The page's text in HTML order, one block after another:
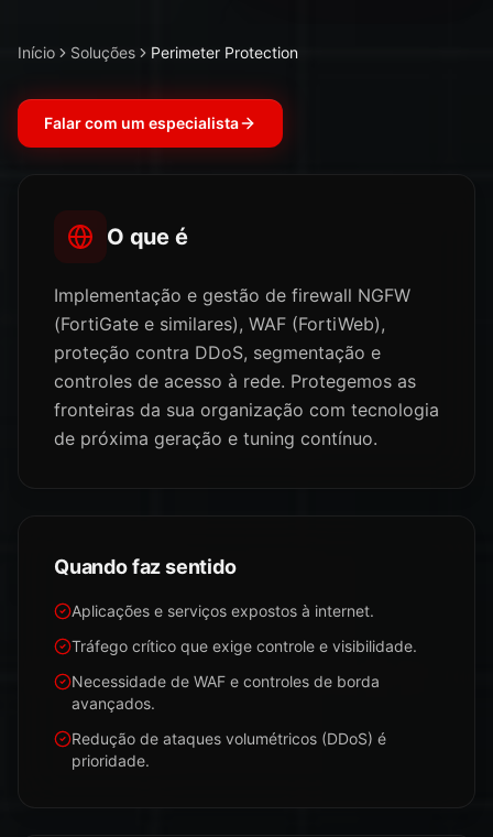
Início Soluções Perimeter Protection
Falar com um especialista
O que é
Implementação e gestão de firewall NGFW
(FortiGate e similares), WAF (FortiWeb),
proteção contra DDoS, segmentação e
controles de acesso à rede. Protegemos as
fronteiras da sua organização com tecnologia
de próxima geração e tuning contínuo.
Quando faz sentido
Aplicações e serviços expostos à internet.
Tráfego crítico que exige controle e visibilidade.
Necessidade de WAF e controles de borda
avançados.
Redução de ataques volumétricos (DDoS) é
prioridade.